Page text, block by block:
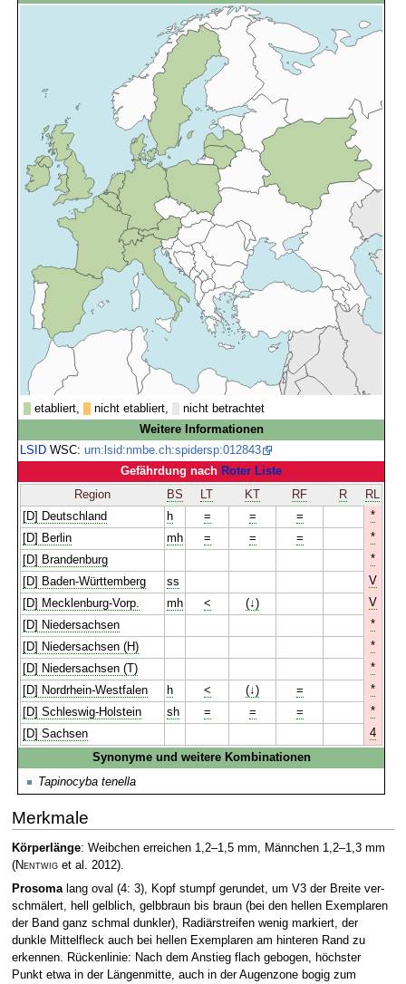
etabliert, nicht etabliert,
nicht betrachtet
Weitere Informationen
LSID WSC:urn:lsid:nmbe.ch:spidersp:012843
Gefährdung nach Roter Liste
Region
BS LT KT RF R
RL
[D] Deutschland
h = = =
*
[D] Berlin
mh = = =
*
[D] Brandenburg
*
[D] Baden-Württemberg
ss
V
[D] Mecklenburg-Vorp.
mh < (↓)
V
[D] Niedersachsen
*
[D] Niedersachsen (H)
*
[D] Niedersachsen (T)
*
[D] Nordrhein-Westfalen
h < (↓) =
*
[D] Schleswig-Holstein
sh = = =
*
[D] Sachsen
4
Synonyme und weitere Kombinationen
Tapinocyba tenella
Merkmale
Körperlänge: Weibchen erreichen 1,2–1,5 mm, Männchen 1,2–1,3 mm
(Nentwiget al. 2012).
Prosomalang oval (4: 3), Kopf stumpf gerundet, um V3 der Breite ver­
schmälert, hell gelblich, gelbbraun bis braun (bei den hellen Exemplaren
der Band ganz schmal dunkler), Radiärstreifen wenig markiert, der
dunkle Mittelfleck auch bei hellen Exemplaren am hinteren Rand zu
erkennen. Rücken­linie: Nach dem Anstieg flach gebogen, höchster
Punkt etwa in der Längenmitte, auch in der Augenzone bogig zum